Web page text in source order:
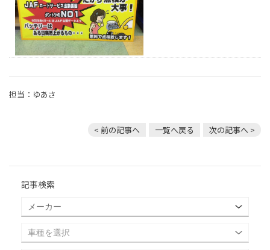
担当：ゆあさ
< 前の記事へ 一覧へ戻る 次の記事へ >
記事検索